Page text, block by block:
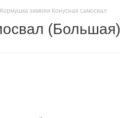
Кормушка зимняя Конусная самосвал
(Большая)